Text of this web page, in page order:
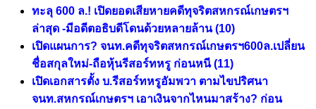
ทะลุ 600 ล.! เปิดยอดเสียหายคดีทุจริตสหกรณ์เกษตรฯ
ล่าสุด -มีอดีตอธิบดีโดนด้วยหลายล้าน(10)
เปิดแผนการ? จนท.คดีทุจริตสหกรณ์เกษตรฯ600ล.เปลี่ยน
ชื่อสกุลใหม่-ถือหุ้นรีสอร์ทหรู ก่อนหนี(11)
เปิดเอกสารตั้ง บ.รีสอร์ทหรูอัมพวา ตามไขปริศนา
จนท.สหกรณ์เกษตรฯ เอาเงินจากไหนมาสร้าง? ก่อน